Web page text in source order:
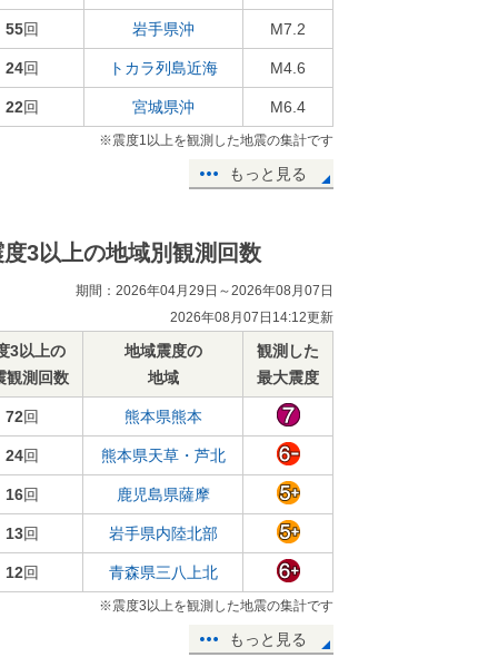
55回 岩手県沖 M7.2
24回 トカラ列島近海 M4.6
22回 宮城県沖 M6.4
※震度1以上を観測した地震の集計です
もっと見る
度3以上の地域別観測回数
期間：2026年04月29日～2026年08月07日
2026年08月07日14:12更新
3以上の
観測回数
地域震度の
地域
観測した
最大震度
72回 熊本県熊本
24回 熊本県天草・芦北
16回 鹿児島県薩摩
13回 岩手県内陸北部
12回 青森県三八上北
※震度3以上を観測した地震の集計です
もっと見る